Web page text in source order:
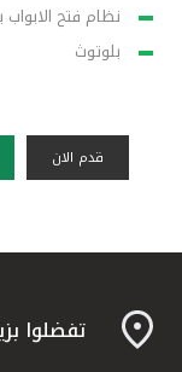
نظام فتح
بلوتوث
قدم الان
تفضلوا